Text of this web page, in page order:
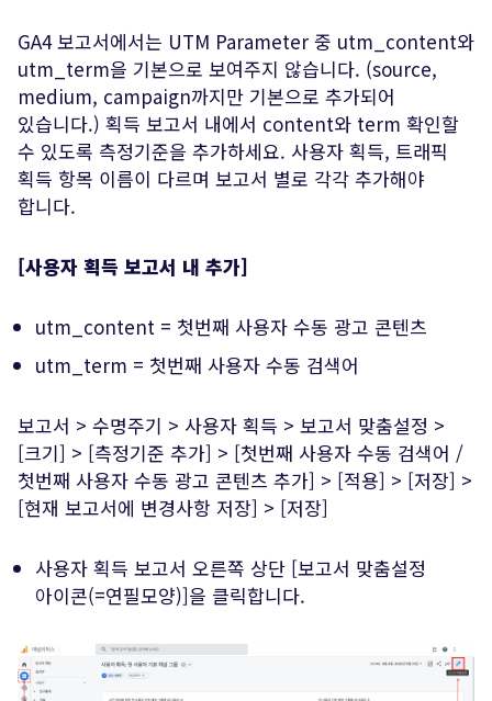
GA4 보고서에서는 UTM Parameter 중 utm_content와
utm_term을 기본으로 보여주지 않습니다. (source,
medium, campaign까지만 기본으로 추가되어
있습니다.) 획득 보고서 내에서 content와 term 확인할
수 있도록 측정기준을 추가하세요. 사용자 획득, 트래픽
획득 항목 이름이 다르며 보고서 별로 각각 추가해야
합니다.
[사용자 획득 보고서 내 추가]
utm_content = 첫번째 사용자 수동 광고 콘텐츠
utm_term = 첫번째 사용자 수동 검색어
보고서 > 수명주기 > 사용자 획득 > 보고서 맞춤설정 >
[크기] > [측정기준 추가] > [첫번째 사용자 수동 검색어 /
첫번째 사용자 수동 광고 콘텐츠 추가] > [적용] > [저장] >
[현재 보고서에 변경사항 저장] > [저장]
사용자 획득 보고서 오른쪽 상단 [보고서 맞춤설정
아이콘(=연필모양)]을 클릭합니다.